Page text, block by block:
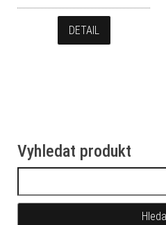
DETAIL
Vyhledat produkt